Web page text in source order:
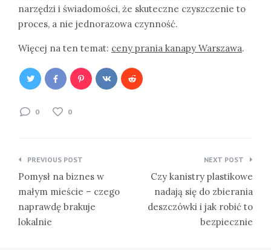
narzędzi i świadomości, że skuteczne czyszczenie to
proces, a nie jednorazowa czynność.
Więcej na ten temat: ceny prania kanapy Warszawa.
0 0
Nawigacja
wpisu
PREVIOUS POST
Pomysł na biznes w
małym mieście – czego
naprawdę brakuje
lokalnie
NEXT POST
Czy kanistry plastikowe
nadają się do zbierania
deszczówki i jak robić to
bezpiecznie